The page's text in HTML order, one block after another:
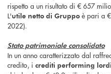
rispetto a un risultato di € 657
L'utile netto di Gruppo è pari a
2022).
Stato patrimoniale consolidato
In un anno caratterizzato dal
credito, i crediti performing lordi